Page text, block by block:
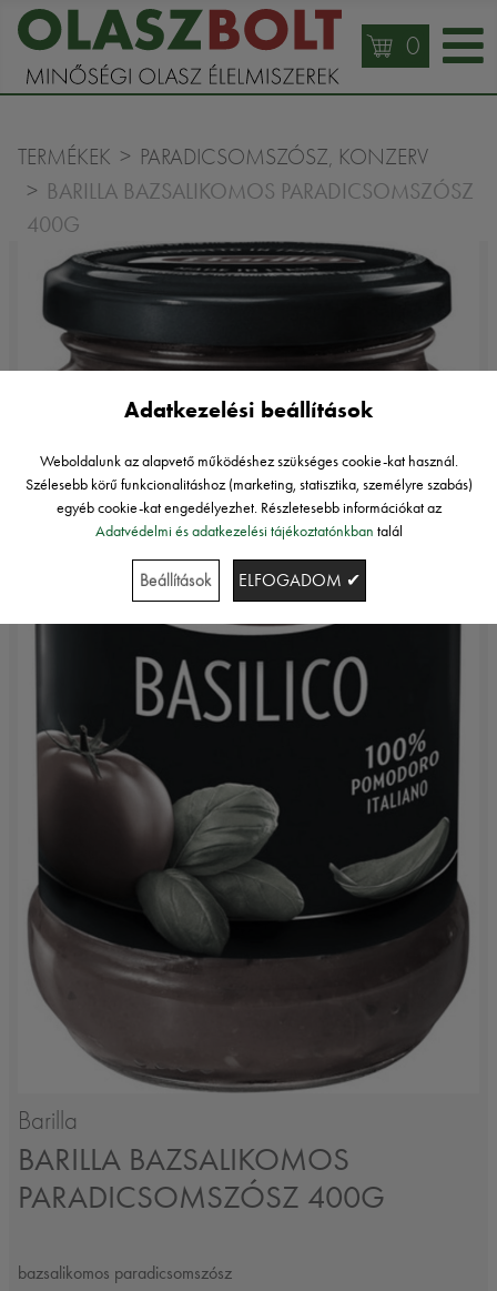
0
TERMÉKEK PARADICSOMSZÓSZ, KONZERV
BARILLA BAZSALIKOMOS PARADICSOMSZÓSZ
400G
Barilla
BARILLA BAZSALIKOMOS
PARADICSOMSZÓSZ 400G
bazsalikomos paradicsomszósz
Adatkezelési beállítások
Weboldalunk az alapvető működéshez szükséges cookie-kat használ.
Szélesebb körű funkcionalitáshoz (marketing, statisztika, személyre szabás)
egyéb cookie-kat engedélyezhet. Részletesebb információkat az
Adatvédelmi és adatkezelési tájékoztatónkban talál
Beállítások ELFOGADOM ✔